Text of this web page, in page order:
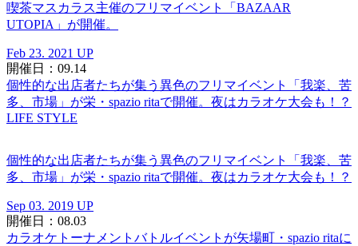
喫茶マスカラス主催のフリマイベント「BAZAAR
UTOPIA」が開催。
Feb 23. 2021 UP
開催日：09.14
個性的な出店者たちが集う異色のフリマイベント「我楽、苦
多、市場」が栄・spazio ritaで開催。夜はカラオケ大会も！？
LIFE STYLE
個性的な出店者たちが集う異色のフリマイベント「我楽、苦
多、市場」が栄・spazio ritaで開催。夜はカラオケ大会も！？
Sep 03. 2019 UP
開催日：08.03
カラオケトーナメントバトルイベントが矢場町・spazio ritaに